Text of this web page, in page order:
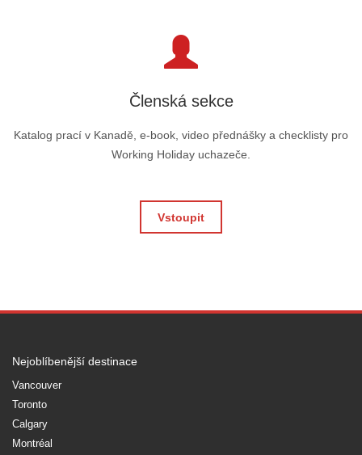
Členská sekce
Katalog prací v Kanadě, e-book, video přednášky a checklisty pro
Working Holiday uchazeče.
Vstoupit
Nejoblíbenější destinace
Vancouver
Toronto
Calgary
Montréal